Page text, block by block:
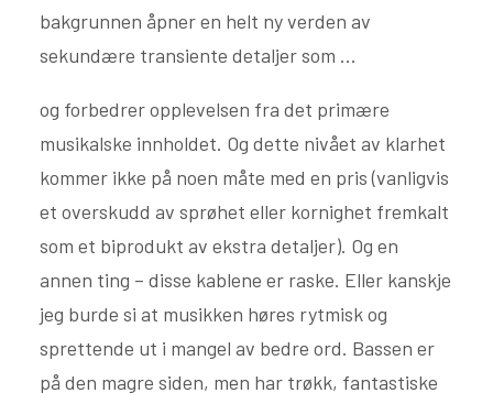
bakgrunnen åpner en helt ny verden av
sekundære transiente detaljer som ...
og forbedrer opplevelsen fra det primære
musikalske innholdet. Og dette nivået av klarhet
kommer ikke på noen måte med en pris (vanligvis
et overskudd av sprøhet eller kornighet fremkalt
som et biprodukt av ekstra detaljer). Og en
annen ting – disse kablene er raske. Eller kanskje
jeg burde si at musikken høres rytmisk og
sprettende ut i mangel av bedre ord. Bassen er
på den magre siden, men har trøkk, fantastiske